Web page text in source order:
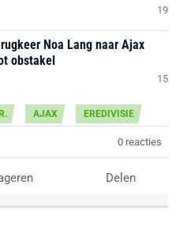
19
Noa Lang naar Ajax
obstakel
15
AJAX EREDIVISIE
0 reacties
Delen